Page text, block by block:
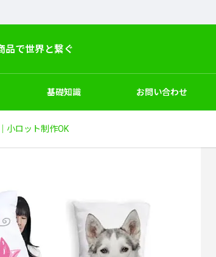
品で世界と繋ぐ
基礎知識 お問い合わせ
マーケティングと企画
小ロット制作OK